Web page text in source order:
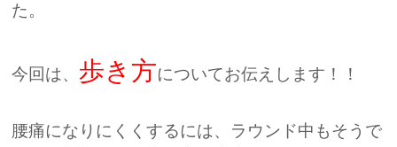
た。
今回は、歩き方についてお伝えします！！
腰痛になりにくくするには、ラウンド中もそうで